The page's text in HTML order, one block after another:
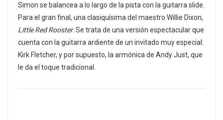
Simon se balancea a lo largo de la pista con la guitarra slide.
Para el gran final, una clasiquísima del maestro Willie Dixon,
Little Red Rooster. Se trata de una versión espectacular que
cuenta con la guitarra ardiente de un invitado muy especial:
Kirk Fletcher, y por supuesto, la armónica de Andy Just, que
le da el toque tradicional.